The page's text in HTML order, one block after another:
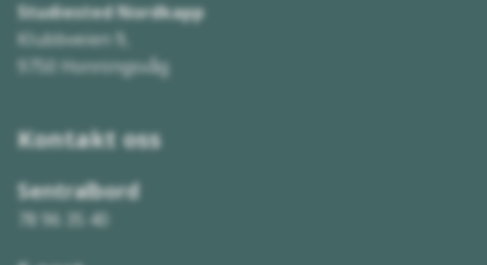
Studiested Nordkapp
Klubbveien 9,
9750 Honningsvåg
Kontakt oss
Sentralbord
78 96 35 40